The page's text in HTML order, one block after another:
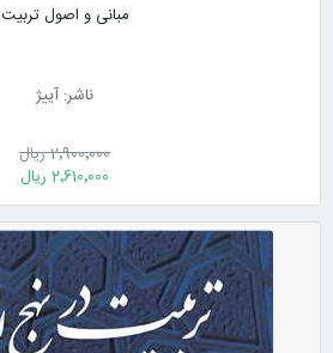
مبانی و اصول تربیت
ناشر: آییژ
2٬900٬000 ریال
2٬610٬000 ریال